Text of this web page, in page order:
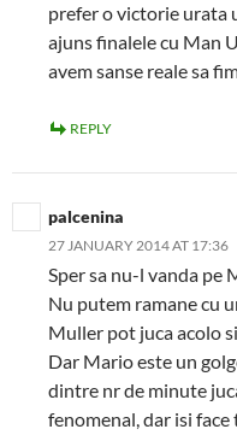
prefer o victorie urata
ajuns finalele cu Man
avem sanse reale sa
REPLY
palcenina
27 JANUARY 2014 AT 17:36
Sper sa nu-l vanda pe
Nu putem ramane cu
Muller pot juca acolo
Dar Mario este un
dintre nr de minute
fenomenal, dar isi face